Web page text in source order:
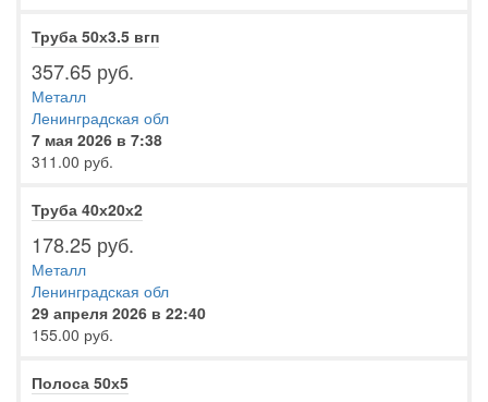
Труба 50х3.5 вгп
357.65 руб.
Металл
Ленинградская обл
7 мая 2026 в 7:38
311.00 руб.
Труба 40х20х2
178.25 руб.
Металл
Ленинградская обл
29 апреля 2026 в 22:40
155.00 руб.
Полоса 50х5